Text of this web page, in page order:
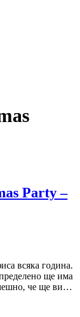
Party –
всяка година.
ще има
че ще ви…